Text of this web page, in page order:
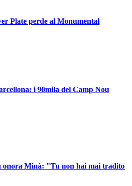
Plate perde al Monumental
i 90mila del Camp Nou
onora Minà: "Tu non hai mai tradito